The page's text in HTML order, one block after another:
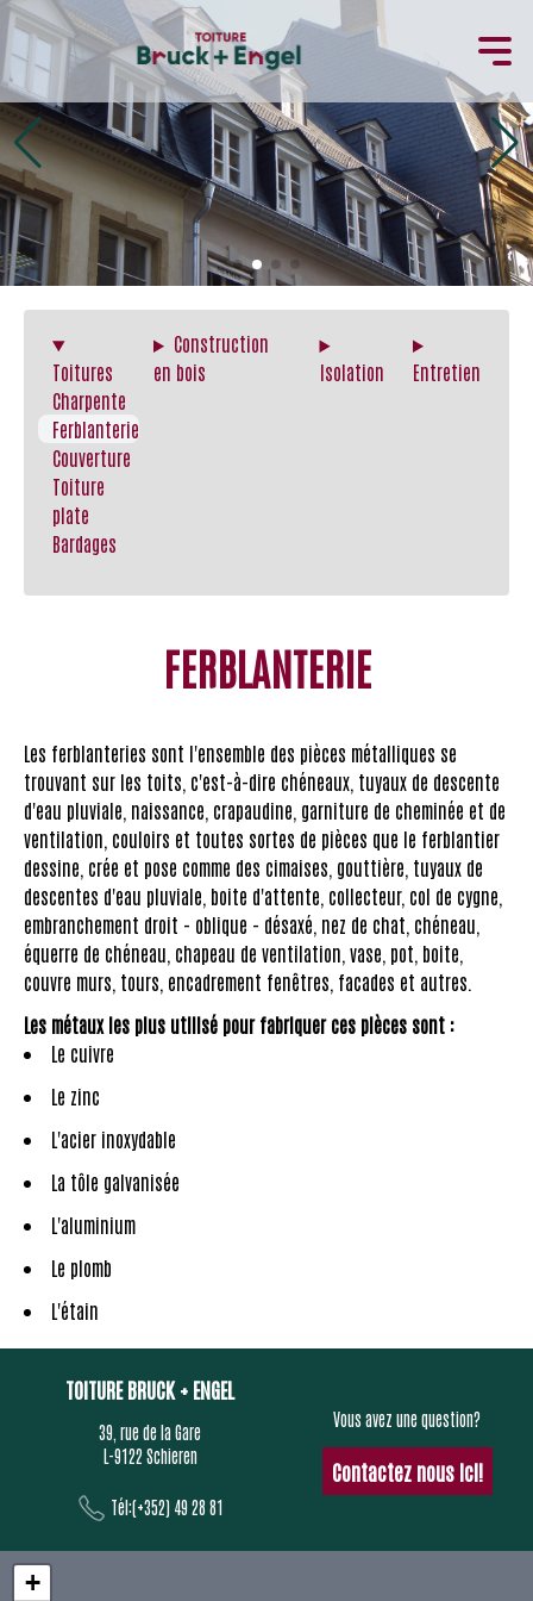
Toitures
Charpente
Ferblanterie
Couverture
Toiture
plate
Bardages
Construction
en bois
Isolation Entretien
FERBLANTERIE
Les ferblanteries sont l'ensemble des pièces métalliques se
trouvant sur les toits, c'est-à-dire chéneaux, tuyaux de descente
d'eau pluviale, naissance, crapaudine, garniture de cheminée et de
ventilation, couloirs et toutes sortes de pièces que le ferblantier
dessine, crée et pose comme des cimaises, gouttière, tuyaux de
descentes d'eau pluviale, boite d'attente, collecteur, col de cygne,
embranchement droit - oblique - désaxé, nez de chat, chéneau,
équerre de chéneau, chapeau de ventilation, vase, pot, boite,
couvre murs, tours, encadrement fenêtres, facades et autres.
Les métaux les plus utilisé pour fabriquer ces pièces sont :
Le cuivre
Le zinc
L'acier inoxydable
La tôle galvanisée
L'aluminium
Le plomb
L'étain
TOITURE BRUCK + ENGEL
39, rue de la Gare
L-9122 Schieren
Tél:(+352) 49 28 81
Vous avez une question?
Contactez nous ici!
+